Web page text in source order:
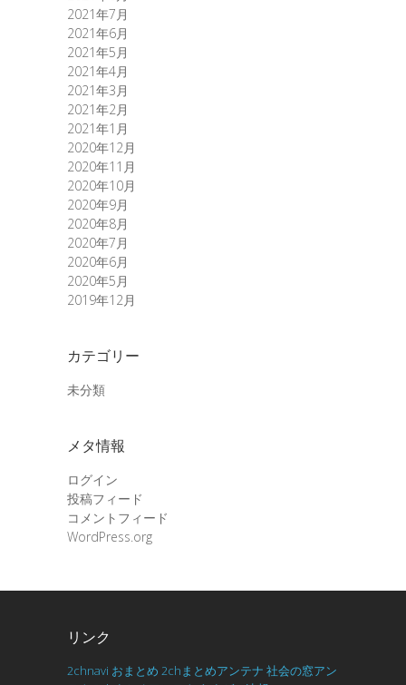
2021年7月
2021年6月
2021年5月
2021年4月
2021年3月
2021年2月
2021年1月
2020年12月
2020年11月
2020年10月
2020年9月
2020年8月
2020年7月
2020年6月
2020年5月
2019年12月
カテゴリー
未分類
メタ情報
ログイン
投稿フィード
コメントフィード
WordPress.org
リンク
2chnavi おまとめ 2chまとめアンテナ 社会の窓アン